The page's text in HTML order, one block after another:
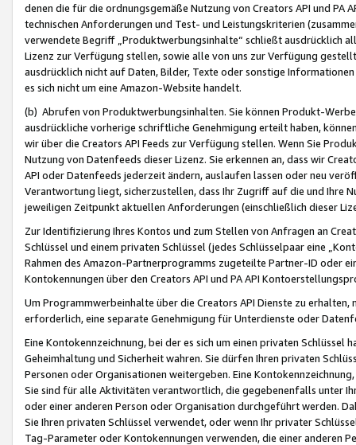
denen die für die ordnungsgemäße Nutzung von Creators API und PA
technischen Anforderungen und Test- und Leistungskriterien
verwendete Begriff „Produktwerbungsinhalte“ schließt ausdrücklich
Lizenz zur Verfügung stellen, sowie alle von uns zur Verfügung
ausdrücklich nicht auf Daten, Bilder, Texte oder sonstige
es sich nicht um eine Amazon-Website handelt.
(b) Abrufen von Produktwerbungsinhalten. Sie können Produkt-
ausdrückliche vorherige schriftliche Genehmigung erteilt haben,
wir über die Creators API Feeds zur Verfügung stellen. Wenn Sie
Nutzung von Datenfeeds dieser Lizenz. Sie erkennen an, dass wir
API oder Datenfeeds jederzeit ändern, auslaufen lassen oder neu
Verantwortung liegt, sicherzustellen, dass Ihr Zugriff auf die und Ihre
jeweiligen Zeitpunkt aktuellen Anforderungen (einschließlich dieser
Zur Identifizierung Ihres Kontos und zum Stellen von Anfragen an
Schlüssel und einem privaten Schlüssel (jedes Schlüsselpaar eine
Rahmen des Amazon-Partnerprogramms zugeteilte Partner-ID oder
Kontokennungen über den Creators API und PA API
Um Programmwerbeinhalte über die Creators API Dienste zu
erforderlich, eine separate Genehmigung für Unterdienste oder
Eine Kontokennzeichnung, bei der es sich um einen privaten
Geheimhaltung und Sicherheit wahren. Sie dürfen Ihren privaten
Personen oder Organisationen weitergeben. Eine
Sie sind für alle Aktivitäten verantwortlich, die gegebenenfalls unter
oder einer anderen Person oder Organisation durchgeführt werden.
Sie Ihren privaten Schlüssel verwendet, oder wenn Ihr privater
Tag-Parameter oder Kontokennungen verwenden, die einer anderen